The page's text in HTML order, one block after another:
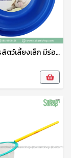
ชามใส่อาหารสัตว์เลี้ยงเล็ก มีร่องใส่น้ำกันมด No.1815 SRT